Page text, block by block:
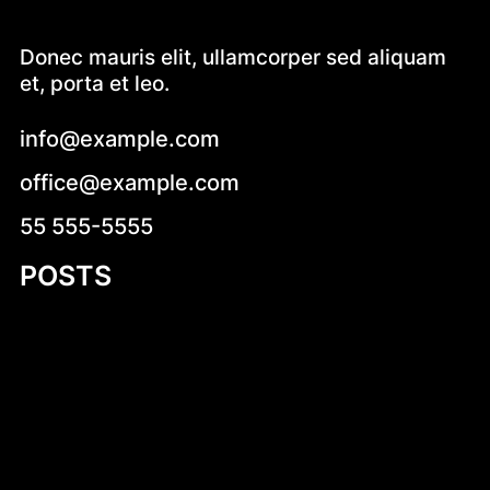
Donec mauris elit, ullamcorper sed aliquam
et, porta et leo.
info@example.com
office@example.com
55 555-5555
POSTS